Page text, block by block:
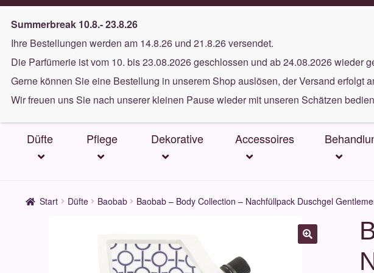
Gratis Versand ab 40€ 5 gratis
Navigation
springen
Inhalt
springen
Düfte Pflege Dekorative Accessoires
Start Düfte Baobab Baobab – Body Collection – Nachfüllpack Duschgel
Summerbreak 10.8.- 23.8.26
Ihre Bestellungen werden am 14.8.26 und 21.8.26 versendet.
Die Parfümerie ist vom 10. bis 23.08.2026 geschlossen und ab 24.08.2026 wieder
Gerne können Sie eine Bestellung in unserem Shop auslösen, der Versand erfolgt
Wir freuen uns Sie nach unserer kleinen Pause wieder mit unseren Schätzen